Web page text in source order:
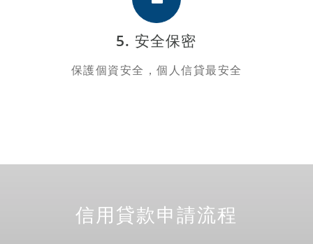
5. 安全保密
保護個資安全，個人信貸最安全
信用貸款申請流程